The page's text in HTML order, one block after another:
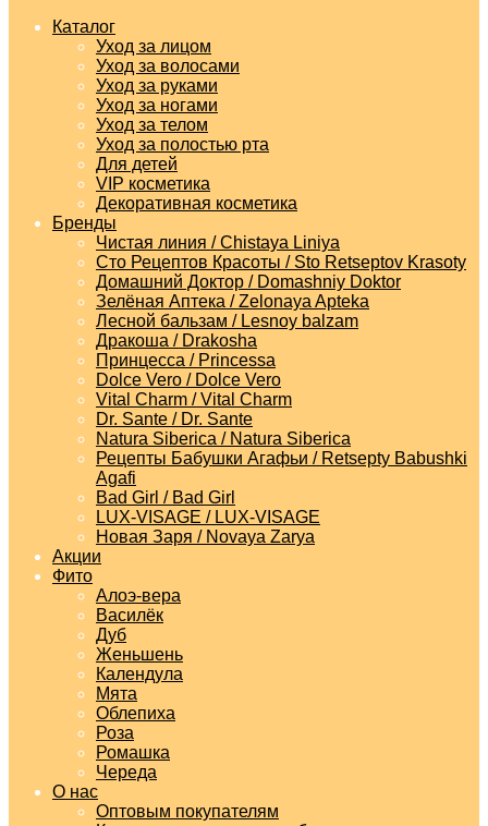
Каталог
Уход за лицом
Уход за волосами
Уход за руками
Уход за ногами
Уход за телом
Уход за полостью рта
Для детей
VIP косметика
Декоративная косметика
Бренды
Чистая линия / Chistaya Liniya
Сто Рецептов Красоты / Sto Retseptov Krasoty
Домашний Доктор / Domashniy Doktor
Зелёная Аптека / Zelonaya Apteka
Лесной бальзам / Lesnoy balzam
Дракоша / Drakosha
Принцесса / Princessa
Dolce Vero / Dolce Vero
Vital Charm / Vital Charm
Dr. Sante / Dr. Sante
Natura Siberica / Natura Siberica
Рецепты Бабушки Агафьи / Retsepty Babushki
Agafi
Bad Girl / Bad Girl
LUX-VISAGE / LUX-VISAGE
Новая Заря / Novaya Zarya
Акции
Фито
Алоэ-вера
Василёк
Дуб
Женьшень
Календула
Мята
Облепиха
Роза
Ромашка
Череда
О нас
Оптовым покупателям